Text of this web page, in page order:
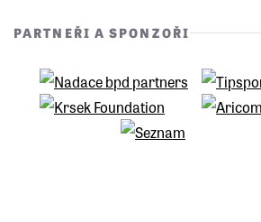
PARTNEŘI A SPONZOŘI